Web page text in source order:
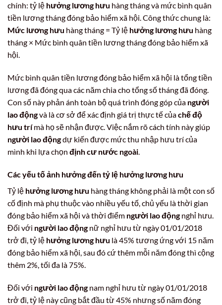
chính: tỷ lệ hưởng lương hưu hàng tháng và mức bình quân
tiền lương tháng đóng bảo hiểm xã hội. Công thức chung là:
Mức lương hưu hàng tháng = Tỷ lệ hưởng lương hưu hàng
tháng × Mức bình quân tiền lương tháng đóng bảo hiểm xã
hội.
Mức bình quân tiền lương đóng bảo hiểm xã hội là tổng tiền
lương đã đóng qua các năm chia cho tổng số tháng đã đóng.
Con số này phản ánh toàn bộ quá trình đóng góp của người
lao độngvà là cơ sở để xác định giá trị thực tế củachế độ
hưu trímà họ sẽ nhận được. Việc nắm rõ cách tính này giúp
người lao độngdự kiến được mức thu nhập hưu trí của
mình khi lựa chọn định cư nước ngoài.
Các yếu tố ảnh hưởng đến tỷ lệ hưởng lương hưu
Tỷ lệ hưởng lương hưu hàng tháng không phải là một con số
cố định mà phụ thuộc vào nhiều yếu tố, chủ yếu là thời gian
đóng bảo hiểm xã hội và thời điểm người lao độngnghỉ hưu.
Đối với người lao độngnữ nghỉ hưu từ ngày 01/01/2018
trở đi, tỷ lệ hưởng lương hưu là 45% tương ứng với 15 năm
đóng bảo hiểm xã hội, sau đó cứ thêm mỗi năm đóng thì cộng
thêm 2%, tối đa là 75%.
Đối với người lao độngnam nghỉ hưu từ ngày 01/01/2018
trở đi, tỷ lệ này cũng bắt đầu từ 45% nhưng số năm đóng